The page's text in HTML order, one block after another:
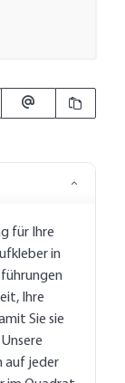
für Ihre
in
Ihre
Sie sie
auf jeder